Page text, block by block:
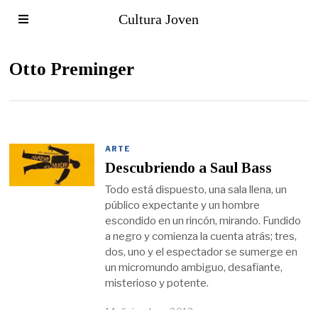
Cultura Joven
Otto Preminger
ARTE
Descubriendo a Saul Bass
Todo está dispuesto, una sala llena, un
público expectante y un hombre
escondido en un rincón, mirando. Fundido
a negro y comienza la cuenta atrás; tres,
dos, uno y el espectador se sumerge en
un micromundo ambiguo, desafiante,
misterioso y potente.